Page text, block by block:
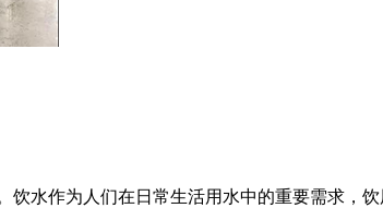
水作为人们在日常生活用水中的重要需求，